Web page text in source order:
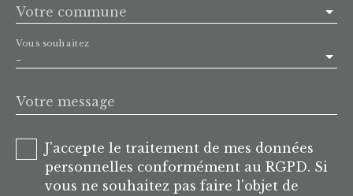
Votre commune
-
Vous souhaitez
Votre message
J'accepte le traitement de mes données
personnelles conformément au RGPD. Si
vous ne souhaitez pas faire l'objet de